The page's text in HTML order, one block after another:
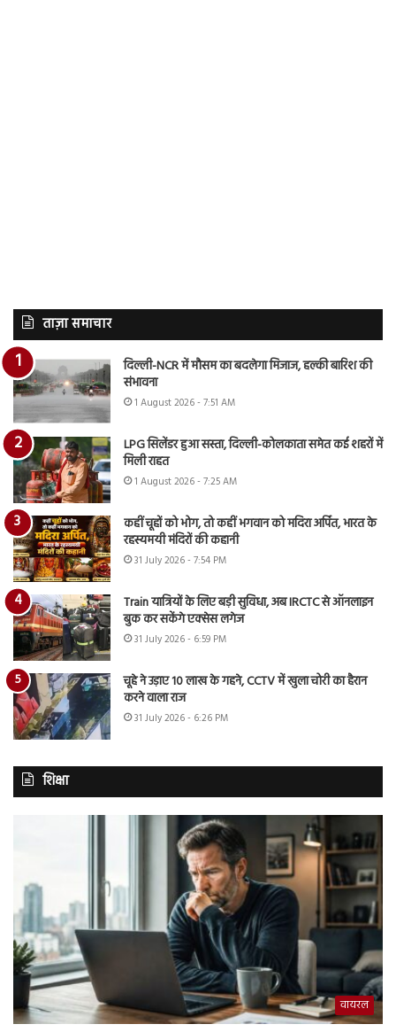
ताज़ा समाचार
दिल्ली-NCR में मौसम का बदलेगा मिजाज, हल्की बारिश की
संभावना
1 August 2026 - 7:51 AM
LPG सिलेंडर हुआ सस्ता, दिल्ली-कोलकाता समेत कई शहरों में
मिली राहत
1 August 2026 - 7:25 AM
कहीं चूहों को भोग, तो कहीं भगवान को मदिरा अर्पित, भारत के
रहस्यमयी मंदिरों की कहानी
31 July 2026 - 7:54 PM
Train यात्रियों के लिए बड़ी सुविधा, अब IRCTC से ऑनलाइन
बुक कर सकेंगे एक्सेस लगेज
31 July 2026 - 6:59 PM
चूहे ने उड़ाए 10 लाख के गहने, CCTV में खुला चोरी का हैरान
करने वाला राज
31 July 2026 - 6:26 PM
शिक्षा
वायरल